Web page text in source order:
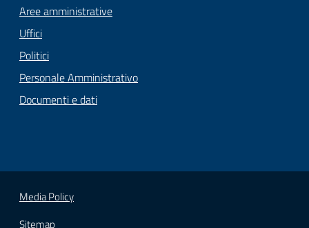
Aree amministrative
Uffici
Politici
Personale Amministrativo
Documenti e dati
Media Policy
Sitemap